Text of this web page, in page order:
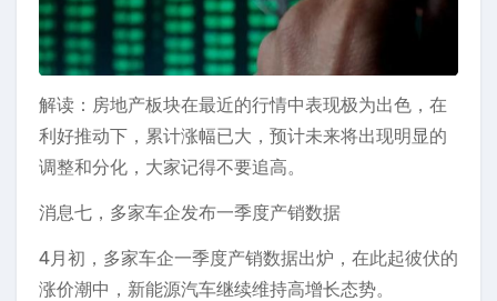
解读：房地产板块在最近的行情中表现极为出色，在
利好推动下，累计涨幅已大，预计未来将出现明显的
调整和分化，大家记得不要追高。
消息七，多家车企发布一季度产销数据
4月初，多家车企一季度产销数据出炉，在此起彼伏的
涨价潮中，新能源汽车继续维持高增长态势。